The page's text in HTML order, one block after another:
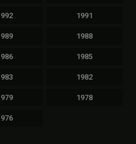
1991
1988
1985
1982
1978